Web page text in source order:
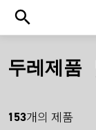
두레제품
153개의 제품